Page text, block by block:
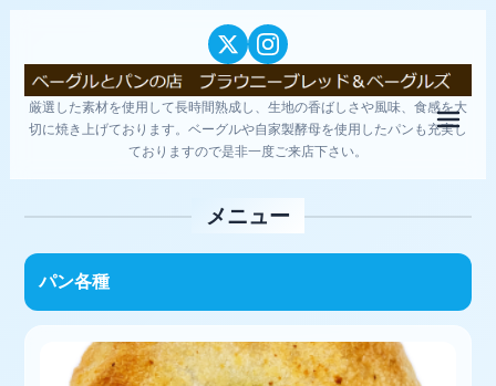
厳選した素材を使用して長時間熟成し、生地の香ばしさや風味、食感を大
切に焼き上げております。ベーグルや自家製酵母を使用したパンも充実し
ておりますので是非一度ご来店下さい。
メ
メニュー
パン各種